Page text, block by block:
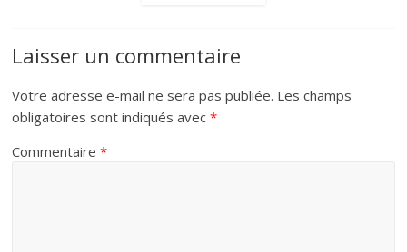
Laisser un commentaire
Votre adresse e-mail ne sera pas publiée. Les champs
obligatoires sont indiqués avec*
Commentaire*